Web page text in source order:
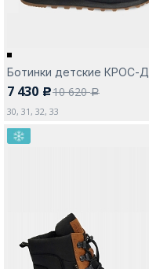
Ботинки детские КРОС-Д
7 430 c10 620a
30, 31, 32, 33